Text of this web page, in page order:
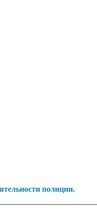
полиции.